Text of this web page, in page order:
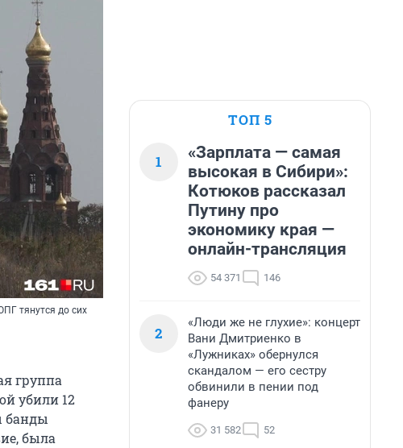
тянутся до сих
группа
убили 12
банды
была
ТОП 5
1
«Зарплата — самая
высокая в Сибири»:
Котюков рассказал
Путину про
экономику края —
онлайн-трансляция
54 371 146
2
«Люди же не глухие»: концерт
Вани Дмитриенко в
«Лужниках» обернулся
скандалом — его сестру
обвинили в пении под
фанеру
31 582 52